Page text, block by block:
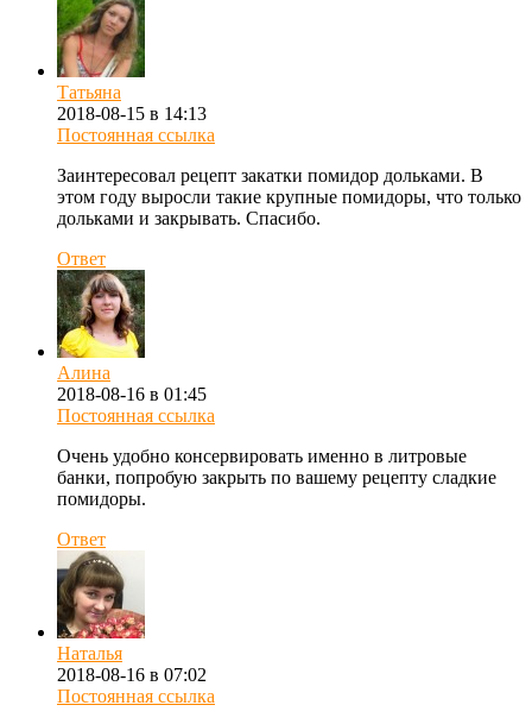
Татьяна
2018-08-15 в 14:13
Постоянная ссылка
Заинтересовал рецепт закатки помидор дольками. В
этом году выросли такие крупные помидоры, что только
дольками и закрывать. Спасибо.
Ответ
Алина
2018-08-16 в 01:45
Постоянная ссылка
Очень удобно консервировать именно в литровые
банки, попробую закрыть по вашему рецепту сладкие
помидоры.
Ответ
Наталья
2018-08-16 в 07:02
Постоянная ссылка